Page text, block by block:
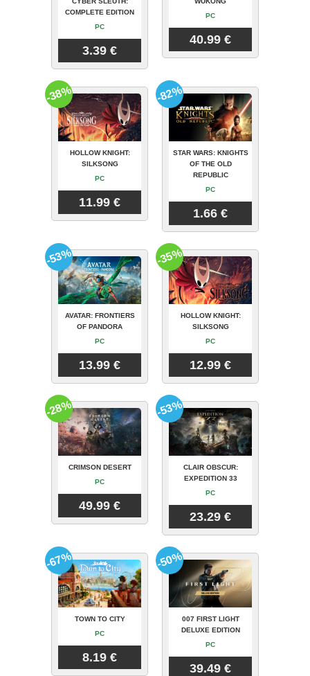
COMPLETE EDITION
PC
3.39 €
PC
40.99 €
HOLLOW KNIGHT:
SILKSONG
PC
11.99 €
-38%
STAR WARS: KNIGHTS
OF THE OLD
REPUBLIC
PC
1.66 €
-82%
AVATAR: FRONTIERS
OF PANDORA
PC
13.99 €
-53%
HOLLOW KNIGHT:
SILKSONG
PC
12.99 €
-35%
CRIMSON DESERT
PC
49.99 €
-28%
CLAIR OBSCUR:
EXPEDITION 33
PC
23.29 €
-53%
TOWN TO CITY
PC
8.19 €
-67%
007 FIRST LIGHT
DELUXE EDITION
PC
39.49 €
-50%